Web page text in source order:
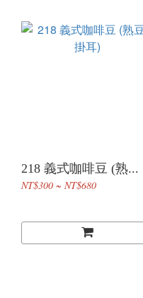
218 義式咖啡豆 (熟...
NT$300 ~ NT$680